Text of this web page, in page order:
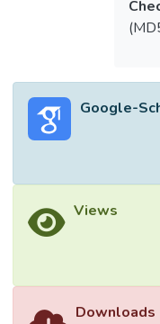
Google-
Views
Downloads